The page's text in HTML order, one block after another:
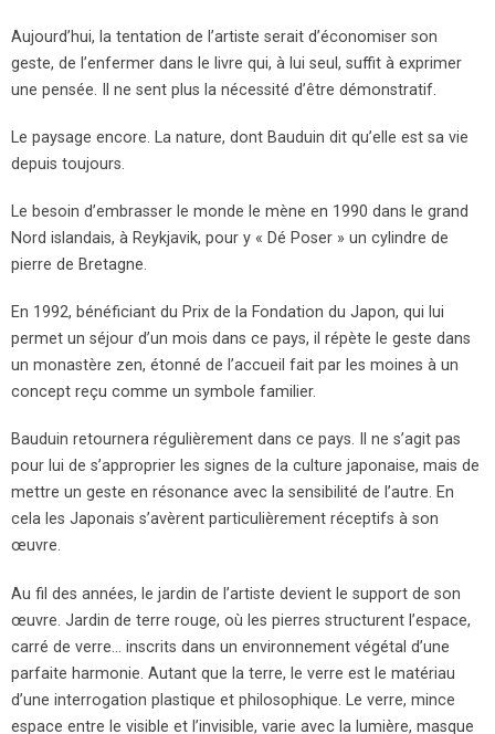
Aujourd’hui, la tentation de l’artiste serait d’économiser son
geste, de l’enfermer dans le livre qui, à lui seul, suffit à exprimer
une pensée. Il ne sent plus la nécessité d’être démonstratif.
Le paysage encore. La nature, dont Bauduin dit qu’elle est sa vie
depuis toujours.
Le besoin d’embrasser le monde le mène en 1990 dans le grand
Nord islandais, à Reykjavik, pour y « Dé Poser » un cylindre de
pierre de Bretagne.
En 1992, bénéficiant du Prix de la Fondation du Japon, qui lui
permet un séjour d’un mois dans ce pays, il répète le geste dans
un monastère zen, étonné de l’accueil fait par les moines à un
concept reçu comme un symbole familier.
Bauduin retournera régulièrement dans ce pays. Il ne s’agit pas
pour lui de s’approprier les signes de la culture japonaise, mais de
mettre un geste en résonance avec la sensibilité de l’autre. En
cela les Japonais s’avèrent particulièrement réceptifs à son
œuvre.
Au fil des années, le jardin de l’artiste devient le support de son
œuvre. Jardin de terre rouge, où les pierres structurent l’espace,
carré de verre... inscrits dans un environnement végétal d’une
parfaite harmonie. Autant que la terre, le verre est le matériau
d’une interrogation plastique et philosophique. Le verre, mince
espace entre le visible et l’invisible, varie avec la lumière, masque